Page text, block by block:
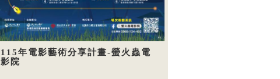
115年電影藝術分享計畫-螢火蟲電
影院